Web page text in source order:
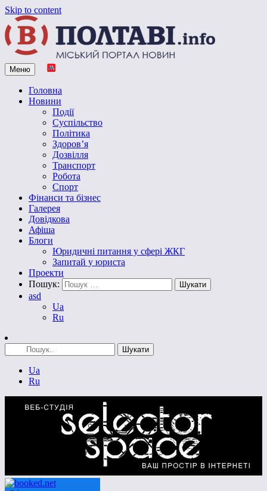
Skip to content
Vpoltave.info
Полтавський портал новин
Меню
Головна
Новини
Події
Суспільство
Політика
Здоров’я
Дозвілля
Транспорт
Робота
Спорт
Фінанси та бізнес
Галерея
Довідкова
Афіша
Блоги
Юридичні питання у сфері ЖКГ
Запитай у юриста
Проекти
Пошук:
asd
Ua
Ru
Ua
Ru